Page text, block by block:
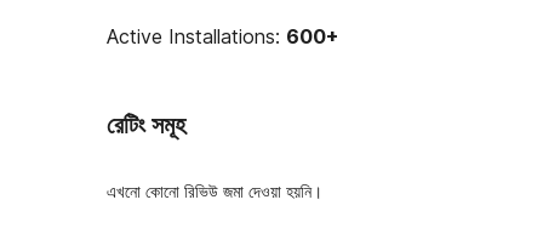
Active Installations: 600+
রেটিং সমূহ
এখনো কোনো রিভিউ জমা দেওয়া হয়নি।